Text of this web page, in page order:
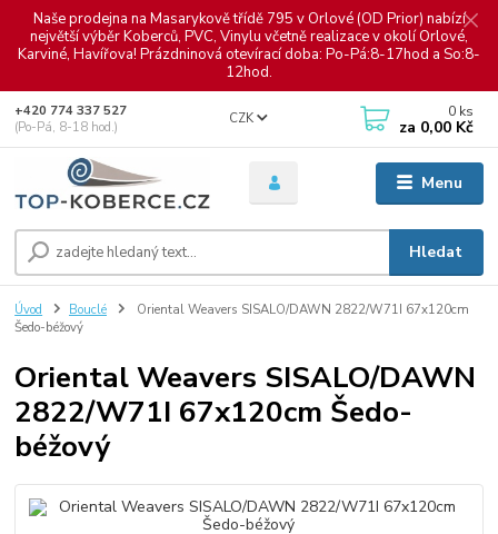
Naše prodejna na Masarykově třídě 795 v Orlové (OD Prior) nabízí
největší výběr Koberců, PVC, Vinylu včetně realizace v okolí Orlové,
Karviné, Havířova! Prázdninová otevírací doba: Po-Pá:8-17hod a So:8-
12hod.
Menu
CZK
Hledat
+420 774 337 527
(Po-Pá, 8-18 hod.)
0 ks
za 0,00 Kč
Úvod Bouclé
Oriental Weavers SISALO/DAWN 2822/W71I 67x120cm
Šedo-béžový
Oriental Weavers SISALO/DAWN
2822/W71I 67x120cm Šedo-
béžový